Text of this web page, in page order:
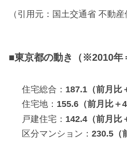
（引用元：国土交通省 不動産
■東京都の動き（※2010年
住宅総合： 187.1（前月比
住宅地： 155.6（前月比＋
戸建住宅： 142.4（前月比
区分マンション： 230.5（